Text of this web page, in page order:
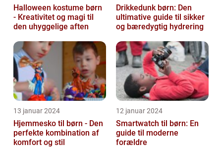
Halloween kostume børn
- Kreativitet og magi til
den uhyggelige aften
Drikkedunk børn: Den
ultimative guide til sikker
og bæredygtig hydrering
13 januar 2024
Hjemmesko til børn - Den
perfekte kombination af
komfort og stil
12 januar 2024
Smartwatch til børn: En
guide til moderne
forældre